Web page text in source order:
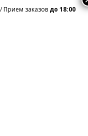
Прием заказов до 18:00